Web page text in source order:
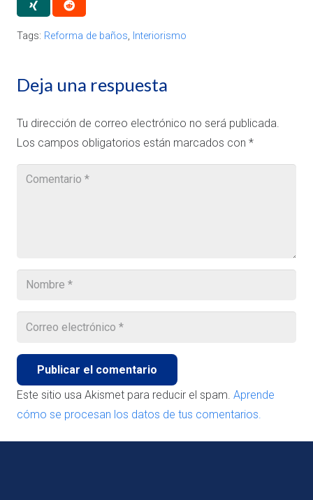
Tags: Reforma de baños, Interiorismo
Deja una respuesta
Tu dirección de correo electrónico no será publicada.
Los campos obligatorios están marcados con *
Publicar el comentario
Este sitio usa Akismet para reducir el spam. Aprende
cómo se procesan los datos de tus comentarios.